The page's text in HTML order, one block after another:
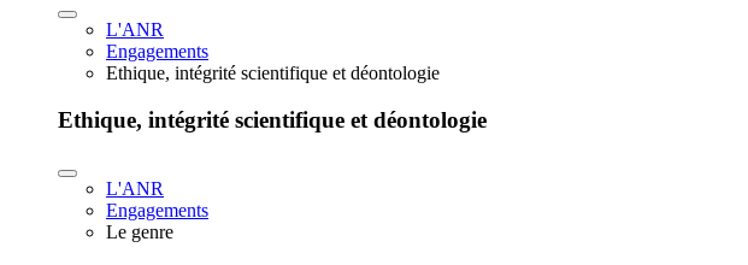
L'ANR
Engagements
Ethique, intégrité scientifique et déontologie
Ethique, intégrité scientifique et déontologie
L'ANR
Engagements
Le genre